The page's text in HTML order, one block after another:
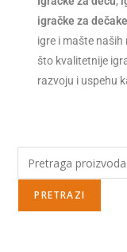
igračke za dečake
igre i mašte
što kvalitetnije
razvoju i uspehu
PRETRAZI